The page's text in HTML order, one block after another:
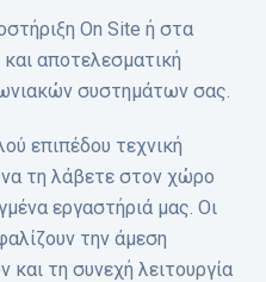
On Site ή στα
αποτελεσματική
συστημάτων σας.
επιπέδου τεχνική
να τη λάβετε στον χώρο
εργαστήριά μας. Οι
την άμεση
τη συνεχή λειτουργία